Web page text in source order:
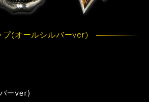
プ(オールシルバーver)
ーver)